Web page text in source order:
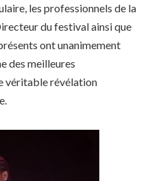
les professionnels de la
du festival ainsi que
ont unanimement
des meilleures
véritable révélation